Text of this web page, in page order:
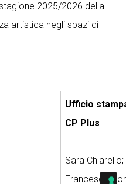
2025/2026 della
artistica negli spazi di
Ufficio
CP Plus
Sara Chiarello;
Francesca